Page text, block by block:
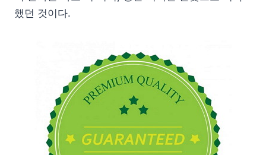
했던 것이다.